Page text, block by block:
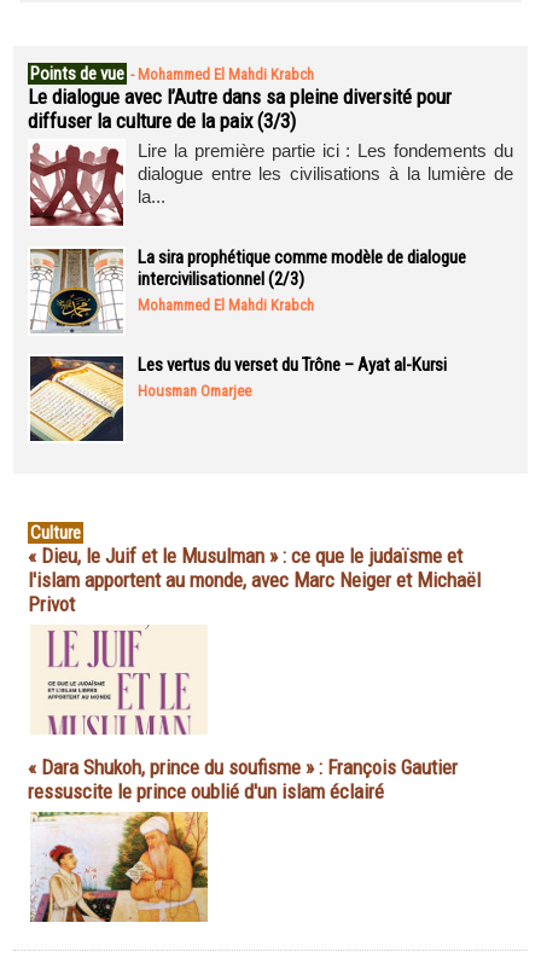
Points de vue - Mohammed El Mahdi Krabch
Le dialogue avec l’Autre dans sa pleine diversité pour
diffuser la culture de la paix (3/3)
Lire la première partie ici : Les fondements du
dialogue entre les civilisations à la lumière de
la...
La sira prophétique comme modèle de dialogue
intercivilisationnel (2/3)
Mohammed El Mahdi Krabch
Les vertus du verset du Trône – Ayat al-Kursi
Housman Omarjee
Culture
« Dieu, le Juif et le Musulman » : ce que le judaïsme et
l'islam apportent au monde, avec Marc Neiger et Michaël
Privot
« Dara Shukoh, prince du soufisme » : François Gautier
ressuscite le prince oublié d'un islam éclairé